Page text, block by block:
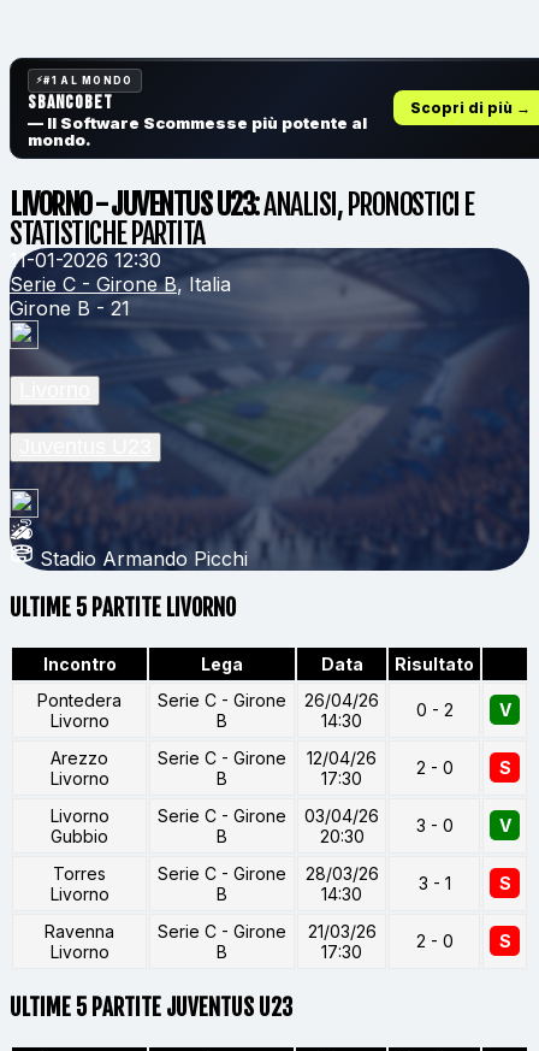
#1 AL MONDO
SbancoBet
— Il Software Scommesse più potente al
mondo.
Scopri di più →
LIVORNO - JUVENTUS U23: ANALISI, PRONOSTICI E
STATISTICHE PARTITA
11-01-2026 12:30
Serie C - Girone B, Italia
Girone B - 21
Stadio Armando Picchi
ULTIME 5 PARTITE LIVORNO
Incontro Lega Data
Risultato
Pontedera
Livorno
Serie C - Girone
B
26/04/26
14:30
0 - 2 V
Arezzo
Livorno
Serie C - Girone
B
12/04/26
17:30
2 - 0 S
Livorno
Gubbio
Serie C - Girone
B
03/04/26
20:30
3 - 0 V
Torres
Livorno
Serie C - Girone
B
28/03/26
14:30
3 - 1 S
Ravenna
Livorno
Serie C - Girone
B
21/03/26
17:30
2 - 0 S
ULTIME 5 PARTITE JUVENTUS U23